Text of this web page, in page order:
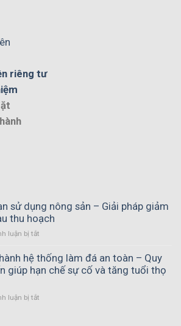
riêng tư
sử dụng nông sản – Giải pháp giảm
thu hoạch
luận bị tắt
dài
hệ thống làm đá an toàn – Quy
giúp hạn chế sự cố và tăng tuổi thọ
luận bị tắt